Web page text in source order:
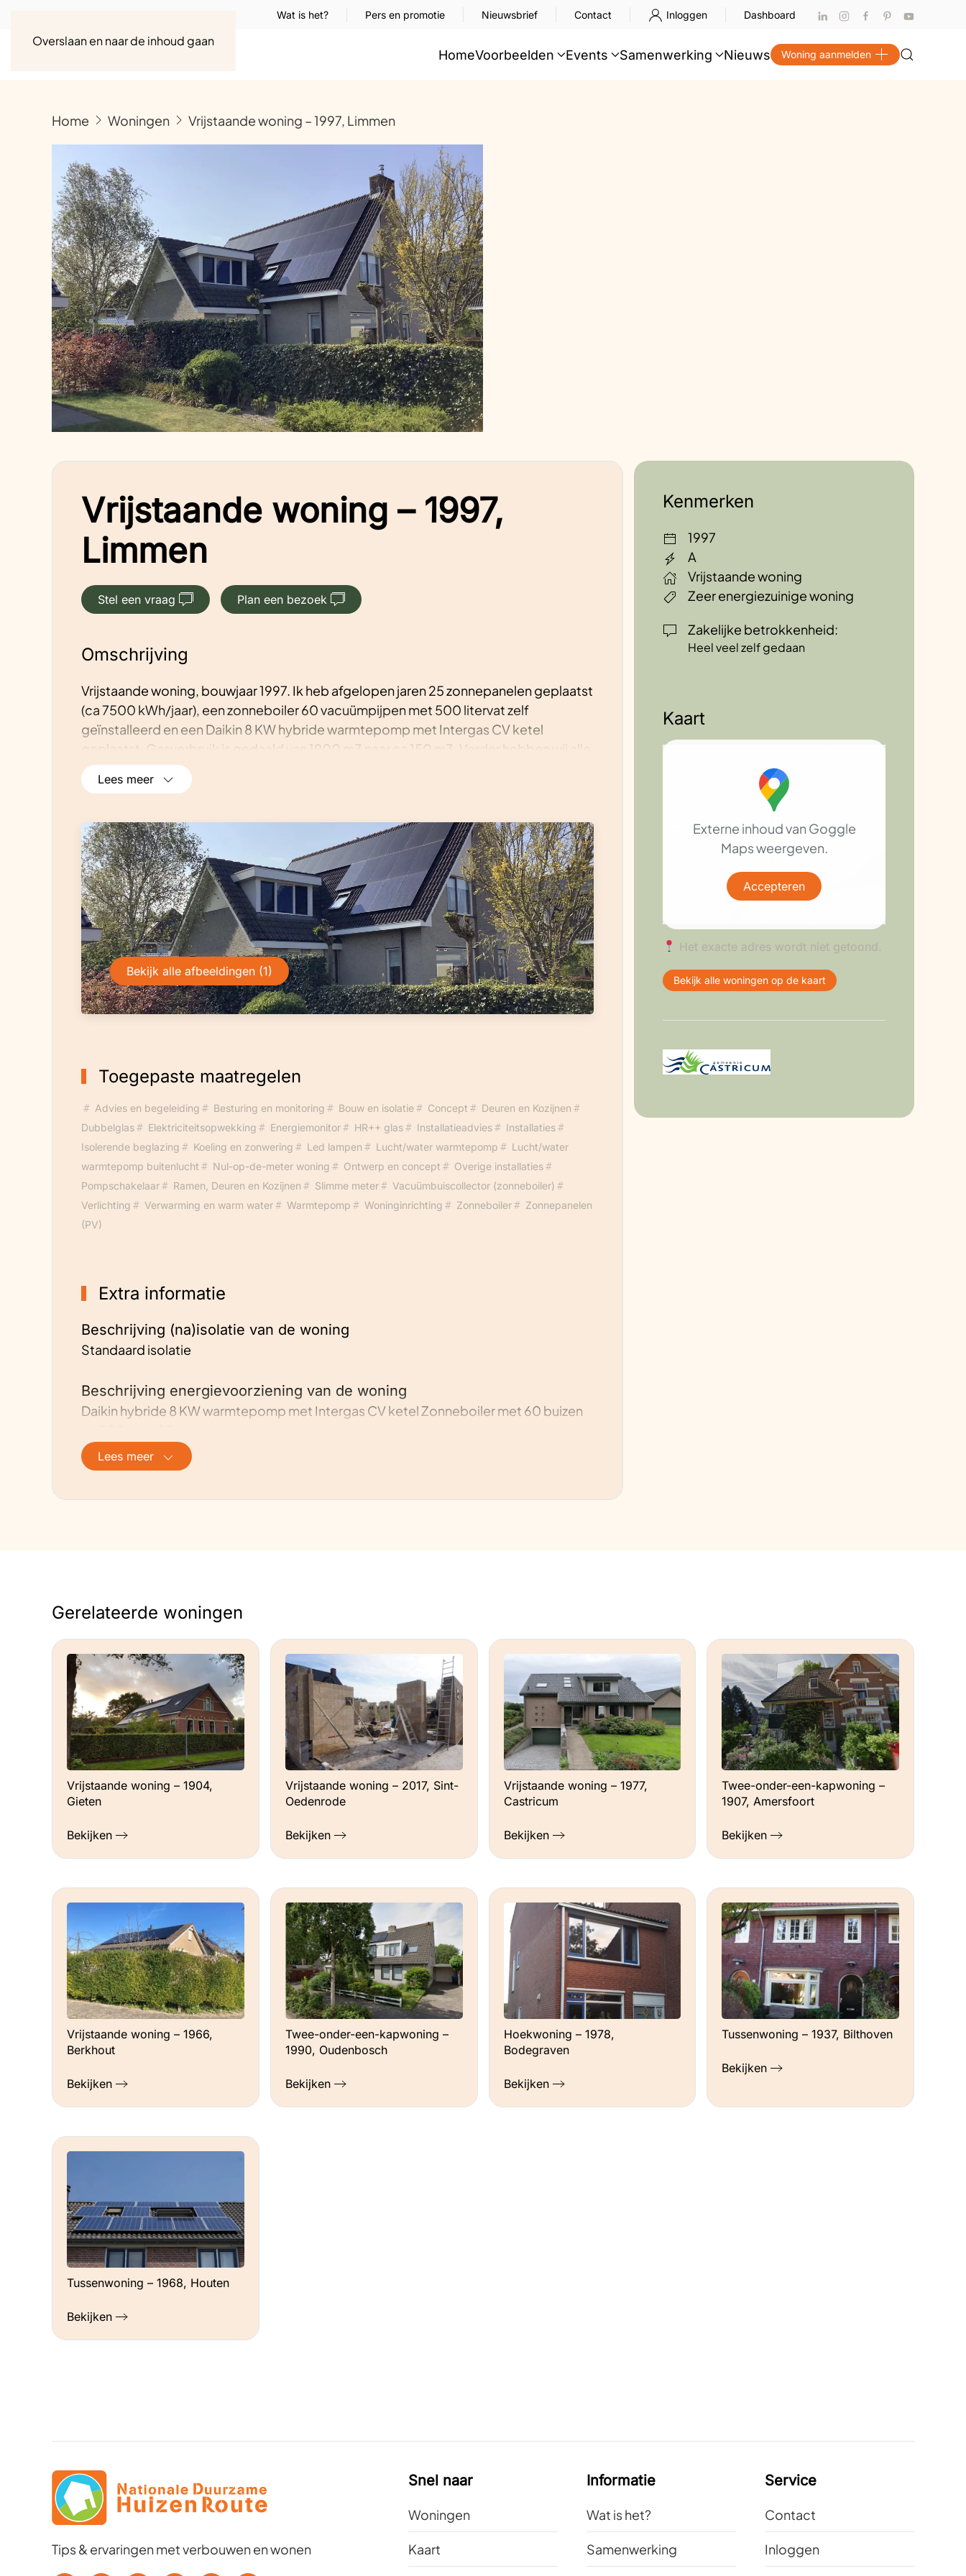
Overslaan en naar de inhoud gaan
Wat is het? Pers en promotie Nieuwsbrief Contact Inloggen Dashboard
HomeVoorbeelden Events Samenwerking Nieuws Woning aanmelden
Home Woningen Vrijstaande woning – 1997, Limmen
Vrijstaande woning – 1997,
Limmen
Stel een vraag Plan een bezoek
Omschrijving
Vrijstaande woning, bouwjaar 1997. Ik heb afgelopen jaren 25 zonnepanelen geplaatst
(ca 7500 kWh/jaar), een zonneboiler 60 vacuümpijpen met 500 litervat zelf
geïnstalleerd en een Daikin 8 KW hybride warmtepomp met Intergas CV ketel
geplaatst. Gasverbruik is gedaald van 1900 m3 naar ca 150 m3. Verder hebben wij alle
lampen vervangen door led-lampen en een inductiekookplaat.
Lees meer
Bekijk alle afbeeldingen (1)
Toegepaste maatregelen
Advies en begeleiding Besturing en monitoring Bouw en isolatie Concept
Deuren en Kozijnen
Dubbelglas
Elektriciteitsopwekking Energiemonitor HR++ glas Installatieadvies
Installaties
Isolerende beglazing
Koeling en zonwering Led lampen Lucht/water warmtepomp
Lucht/water
warmtepomp buitenlucht
Nul-op-de-meter woning Ontwerp en concept
Overige installaties
Pompschakelaar
Ramen, Deuren en Kozijnen Slimme meter
Vacuümbuiscollector (zonneboiler)
Verlichting
Verwarming en warm water Warmtepomp Woninginrichting Zonneboiler
Zonnepanelen
(PV)
Extra informatie
Beschrijving (na)isolatie van de woning
Standaard isolatie
Beschrijving energievoorziening van de woning
Daikin hybride 8 KW warmtepomp met Intergas CV ketel Zonneboiler met 60 buizen
Adviezen
Lees meer
Kenmerken
1997
A
Vrijstaande woning
Zeer energiezuinige woning
Zakelijke betrokkenheid:
Heel veel zelf gedaan
Kaart
Externe inhoud van Goggle
Maps weergeven.
Accepteren
Het exacte adres wordt niet getoond.
Bekijk alle woningen op de kaart
Gerelateerde woningen
Vrijstaande woning – 1904,
Gieten
Bekijken
Vrijstaande woning – 2017, Sint-
Oedenrode
Bekijken
Vrijstaande woning – 1977,
Castricum
Bekijken
Twee-onder-een-kapwoning –
1907, Amersfoort
Bekijken
Vrijstaande woning – 1966,
Berkhout
Bekijken
Twee-onder-een-kapwoning –
1990, Oudenbosch
Bekijken
Hoekwoning – 1978,
Bodegraven
Bekijken
Tussenwoning – 1937, Bilthoven
Bekijken
Tussenwoning – 1968, Houten
Bekijken
Tips & ervaringen met verbouwen en wonen
Snel naar
Woningen
Kaart
Informatie
Wat is het?
Samenwerking
Service
Contact
Inloggen